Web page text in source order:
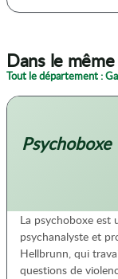
Dans le
Tout le département :
Psychoboxe
La psychoboxe est
psychanalyste et
Hellbrunn, qui
questions de